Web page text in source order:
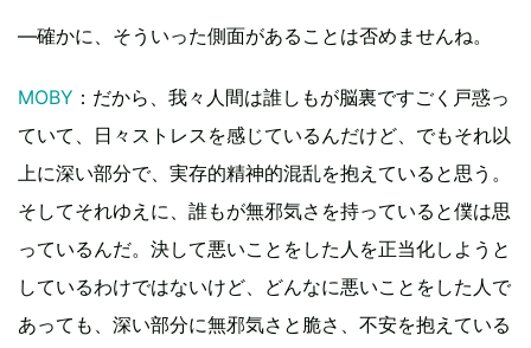
―確かに、そういった側面があることは否めませんね。
MOBY ：だから、我々人間は誰しもが脳裏ですごく戸惑っ
ていて、日々ストレスを感じているんだけど、でもそれ以
上に深い部分で、実存的精神的混乱を抱えていると思う。
そしてそれゆえに、誰もが無邪気さを持っていると僕は思
っているんだ。決して悪いことをした人を正当化しようと
しているわけではないけど、どんなに悪いことをした人で
あっても、深い部分に無邪気さと脆さ、不安を抱えている